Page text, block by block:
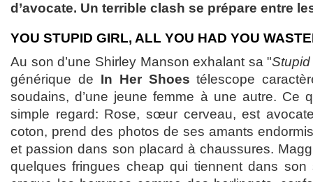
d’avocate. Un terrible clash se prépare entre
YOU STUPID GIRL, ALL YOU HAD YOU
Au son d’une Shirley Manson exhalant sa "Stupid
générique de In Her Shoes télescope
soudains, d’une jeune femme à une autre. Ce
simple regard: Rose, sœur cerveau, est
coton, prend des photos de ses amants
et passion dans son placard à chaussures.
quelques fringues cheap qui tiennent dans